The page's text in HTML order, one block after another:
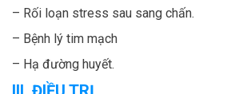
– Rối loạn stress sau sang chấn.
– Bệnh lý tim mạch
– Hạ đường huyết.